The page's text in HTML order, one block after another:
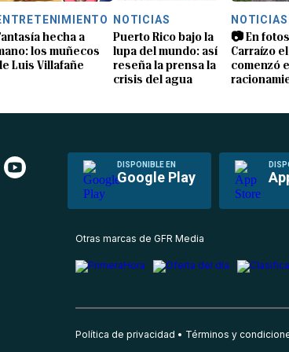
hecha a
los muñecos
Luis Villafañe
NOTICIAS
Puerto Rico bajo la
lupa del mundo: así
reseña la prensa la
crisis del agua
NOTICIAS
📷 En
Carraízo
comenzó
DISPONIBLE EN
Google Play
Otras marcas de GFR Media
Política de privacidad Términos y